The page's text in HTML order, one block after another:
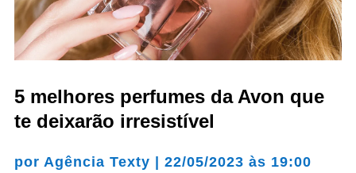
5 melhores perfumes da Avon que
te deixarão irresistível
por Agência Texty | 22/05/2023 às 19:00